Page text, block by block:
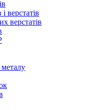
верстатів
верстатів
металу